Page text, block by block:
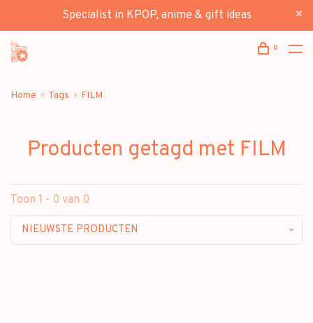
Specialist in KPOP, anime & gift ideas
0
Home Tags FILM
Producten getagd met FILM
Toon 1 - 0 van 0
NIEUWSTE PRODUCTEN